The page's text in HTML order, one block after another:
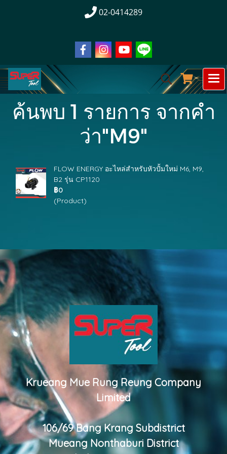
02-0414289
ค้นพบ 1 รายการ จากคำ
ว่า"M9"
FLOW ENERGY อะไหล่สำหรับหัวปั้มใหม่ M6, M9,
B2 รุ่น CP1120
฿0
(Product)
Krueang Mue Rung Reung Company
Limited
106/69 Bang Krang Subdistrict
Mueang Nonthaburi District